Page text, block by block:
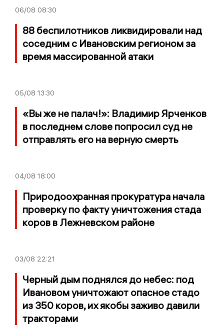
06/08 08:30
88 беспилотников ликвидировали над
соседним с Ивановским регионом за
время массированной атаки
05/08 13:30
«Вы же не палач!»: Владимир Ярченков
в последнем слове попросил суд не
отправлять его на верную смерть
04/08 18:00
Природоохранная прокуратура начала
проверку по факту уничтожения стада
коров в Лежневском районе
03/08 22:21
Черный дым поднялся до небес: под
Ивановом уничтожают опасное стадо
из 350 коров, их якобы заживо давили
тракторами